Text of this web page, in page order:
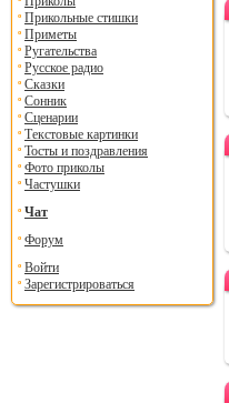
Прикольные стишки
Приметы
Ругательства
Русское радио
Сказки
Сонник
Сценарии
Текстовые картинки
Тосты и поздравления
Фото приколы
Частушки
Чат
Форум
Войти
Зарегистрироваться